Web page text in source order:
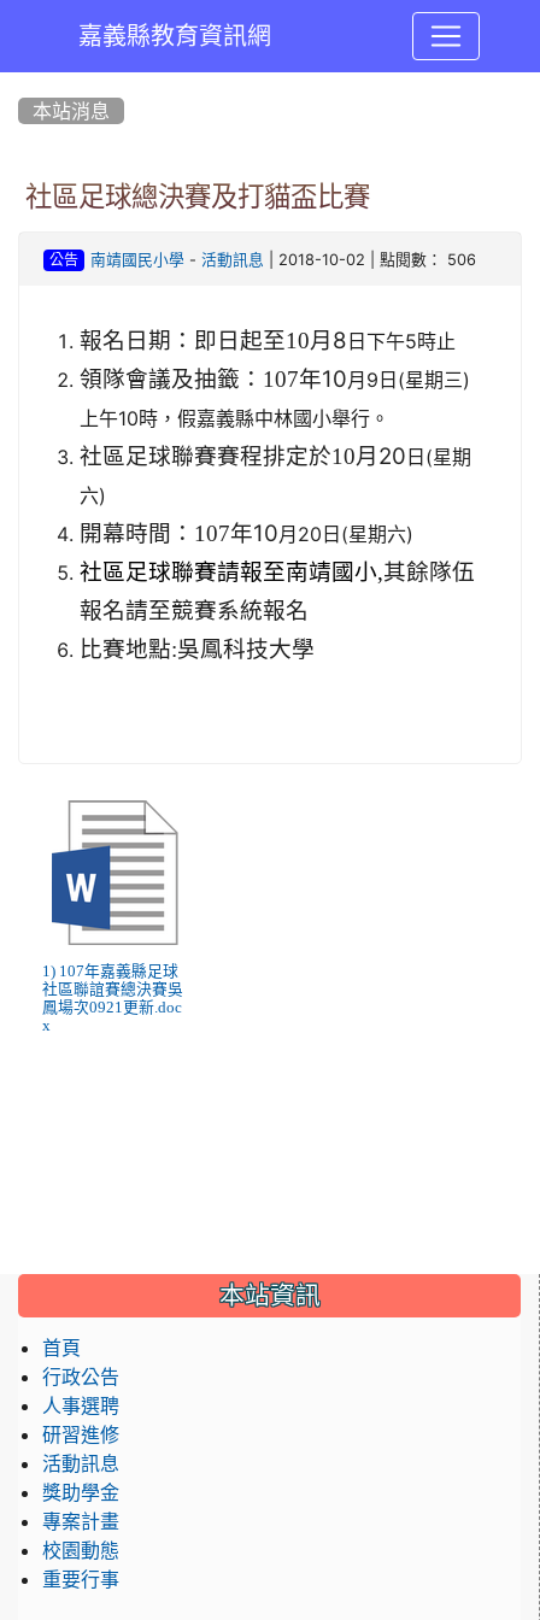
嘉義縣教育資訊網
本站消息
社區足球總決賽及打貓盃比賽
公告 南靖國民小學- 活動訊息 | 2018-10-02 | 點閱數： 506
報名日期：即日起至10月8 日下午5時止
領隊會議及抽籤：107年10月9日(星期三)
上午10時，假嘉義縣中林國小舉行。
社區足球聯賽賽程排定於10月20 日(星期
六)
開幕時間：107年10月20日(星期六)
社區足球聯賽請報至南靖國小,其餘隊伍
報名請至競賽系統報名
比賽地點:吳鳳科技大學
1) 107年嘉義縣足球
社區聯誼賽總決賽吳
鳳場次0921更新.doc
x
::: 本站資訊
首頁
行政公告
人事選聘
研習進修
活動訊息
獎助學金
專案計畫
校園動態
重要行事